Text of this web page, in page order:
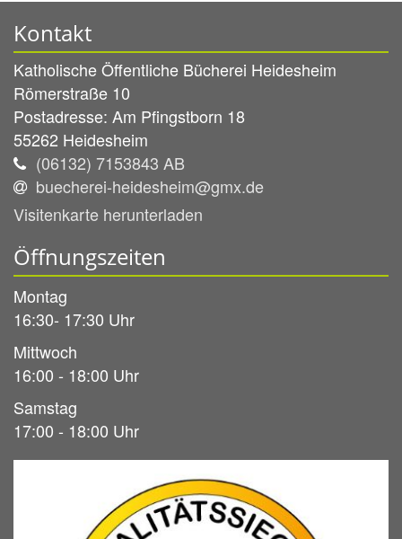
Kontakt
Katholische Öffentliche Bücherei Heidesheim
Römerstraße 10
Postadresse: Am Pfingstborn 18
55262 Heidesheim
(06132) 7153843 AB
buecherei-heidesheim@gmx.de
Visitenkarte herunterladen
Öffnungszeiten
Montag
16:30- 17:30 Uhr
Mittwoch
16:00 - 18:00 Uhr
Samstag
17:00 - 18:00 Uhr